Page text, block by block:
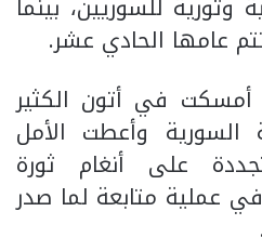
عامها الحادي عشر.
أمسكت في أتون الكثير
السورية وأعطت الأمل
على أنغام ثورة
عملية متابعة لما صدر